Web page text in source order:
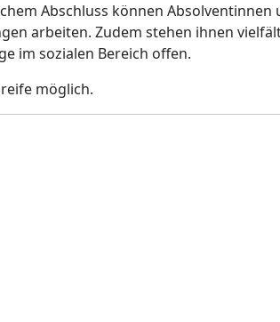
Abschluss können Absolventinnen
arbeiten. Zudem stehen ihnen
im sozialen Bereich offen.
möglich.